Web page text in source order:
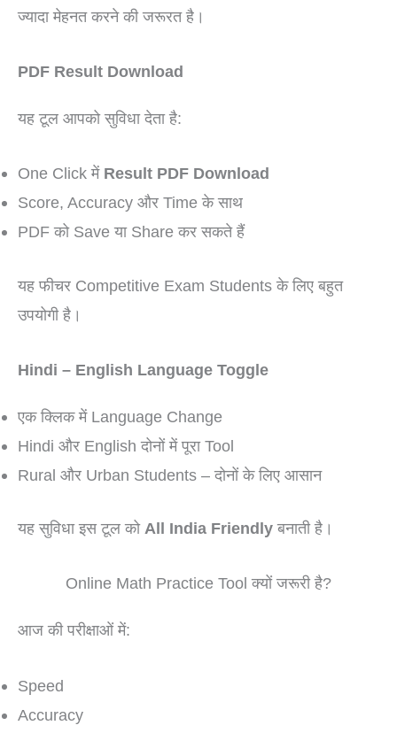
ज्यादा मेहनत करने की जरूरत है।
PDF Result Download
यह टूल आपको सुविधा देता है:
One Click में Result PDF Download
Score, Accuracy और Time के साथ
PDF को Save या Share कर सकते हैं
यह फीचर Competitive Exam Students के लिए बहुत
उपयोगी है।
Hindi – English Language Toggle
एक क्लिक में Language Change
Hindi और English दोनों में पूरा Tool
Rural और Urban Students – दोनों के लिए आसान
यह सुविधा इस टूल को All India Friendlyबनाती है।
Online Math Practice Tool क्यों जरूरी है?
आज की परीक्षाओं में:
Speed
Accuracy